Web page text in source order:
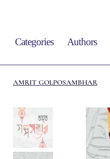
Categories Authors
AMRIT GOLPOSAMBHAR